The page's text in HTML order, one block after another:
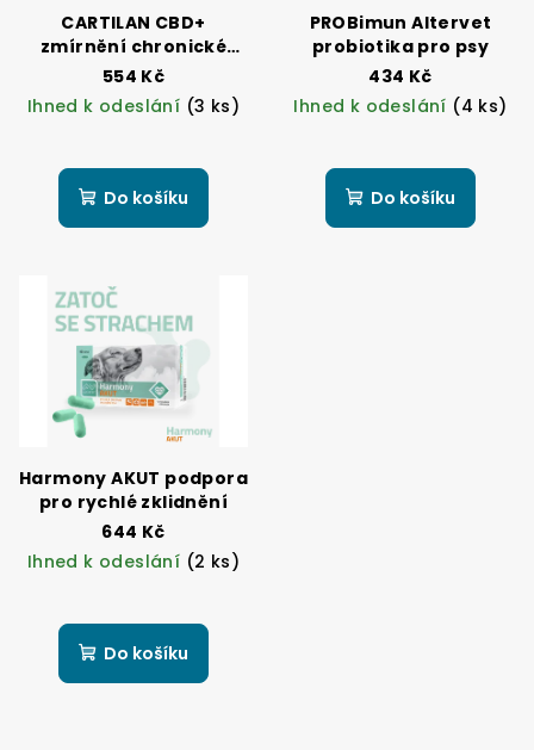
CARTILAN CBD+
zmírnění chronické
bolesti
554 Kč
Ihned k odeslání (3 ks)
Do košíku
PROBimun Altervet
probiotika pro psy
434 Kč
Ihned k odeslání (4 ks)
Do košíku
Harmony AKUT podpora
pro rychlé zklidnění
644 Kč
Ihned k odeslání (2 ks)
Do košíku